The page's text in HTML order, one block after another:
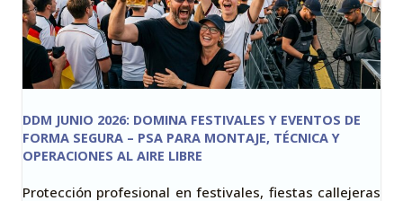
DDM JUNIO 2026: DOMINA FESTIVALES Y EVENTOS DE
FORMA SEGURA – PSA PARA MONTAJE, TÉCNICA Y
OPERACIONES AL AIRE LIBRE
Protección profesional en festivales, fiestas callejeras